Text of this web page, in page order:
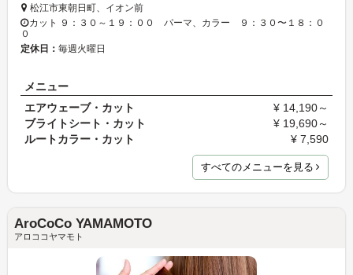
松江市東朝日町、イオン前
カット ９：３０～１９：００ パーマ、カラー ９：３０〜１８：０
０
定休日： 毎週火曜日
メニュー
エアウェーブ・カット
¥ 14,190～
ブライトシート・カット
¥ 19,690～
ルートカラー・カット
¥ 7,590
すべてのメニューを見る
AroCoCo YAMAMOTO
アロココヤマモト